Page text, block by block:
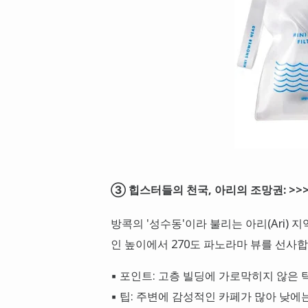
③ 힙스터들의 천국, 아리의 조망권:
방콕의 '성수동'이라 불리는 아리(Ari)
인 높이에서 270도 파노라마 뷰를 선사
▪ 포인트: 고층 빌딩에 가로막히지 않은
▪ 팁: 주변에 감성적인 카페가 많아 낮